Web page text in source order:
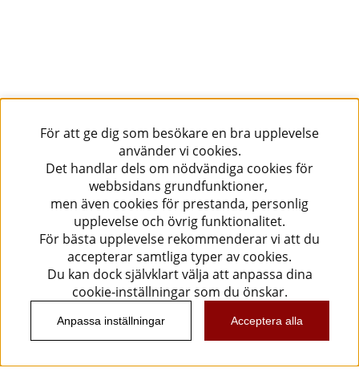
För att ge dig som besökare en bra upplevelse
använder vi cookies.
Det handlar dels om nödvändiga cookies för
webbsidans grundfunktioner,
men även cookies för prestanda, personlig
upplevelse och övrig funktionalitet.
För bästa upplevelse rekommenderar vi att du
accepterar samtliga typer av cookies.
Du kan dock självklart välja att anpassa dina
cookie-inställningar som du önskar.
Anpassa inställningar Acceptera alla